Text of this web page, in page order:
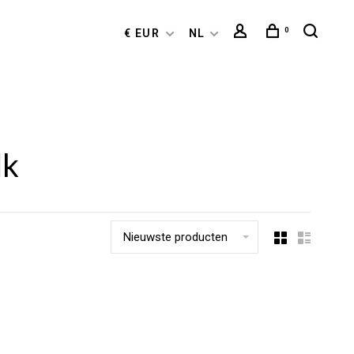
€ EUR NL 0
Nieuwste producten